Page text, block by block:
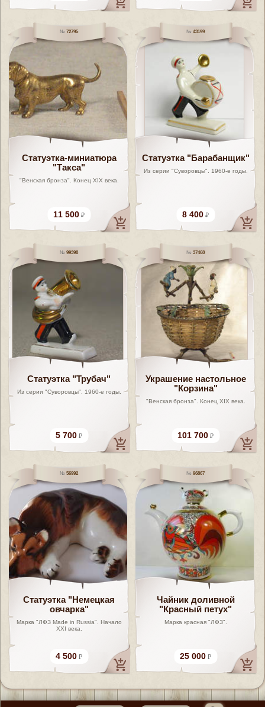
72795
Статуэтка-миниатюра
"Такса"
"Венская бронза". Конец XIX века.
11 500
43199
Статуэтка "Барабанщик"
Из серии "Суворовцы". 1960-е годы.
8 400
99398
Статуэтка "Трубач"
Из серии "Суворовцы". 1960-е годы.
5 700
37468
Украшение настольное
"Корзина"
"Венская бронза". Конец XIX века.
101 700
56992
Статуэтка "Немецкая
овчарка"
Марка "ЛФЗ Made in Russia". Начало
ХХI века.
4 500
96867
Чайник доливной
"Красный петух"
Марка красная "ЛФЗ".
25 000